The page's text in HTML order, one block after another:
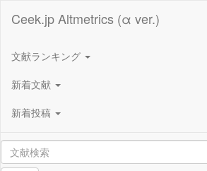
Ceek.jp Altmetrics (α ver.)
文献ランキング
新着文献
新着投稿